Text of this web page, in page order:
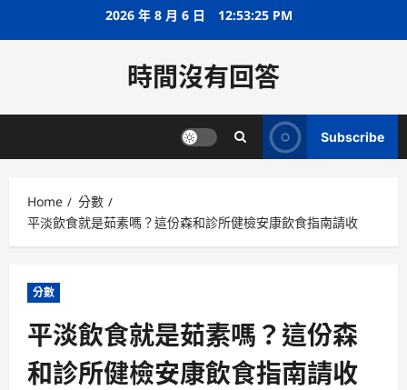
2026 年 8 月 6 日 12:53:25 PM
時間沒有回答
Subscribe
Home
分數
平淡飲食就是茹素嗎？這份森和診所健檢安康飲食指南請收
分數
平淡飲食就是茹素嗎？這份森
和診所健檢安康飲食指南請收